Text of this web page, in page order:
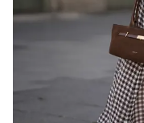
ZÁBAVA
Všechny kategorie
Testy a kvízy
Všechny kategorie